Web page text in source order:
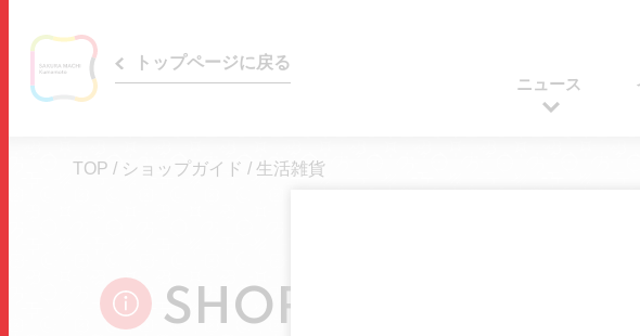
トップページに戻る
ニュース
TOP / ショップガイド /生活雑貨
SHOP GUIDE